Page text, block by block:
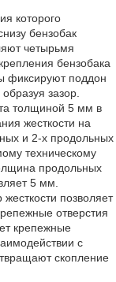
которого
бензобак
четырьмя
бензобака
фиксируют поддон
зазор.
толщиной 5 мм в
жесткости на
и 2-х продольных
техническому
продольных
5 мм.
позволяет
отверстия
крепежные
с
скопление